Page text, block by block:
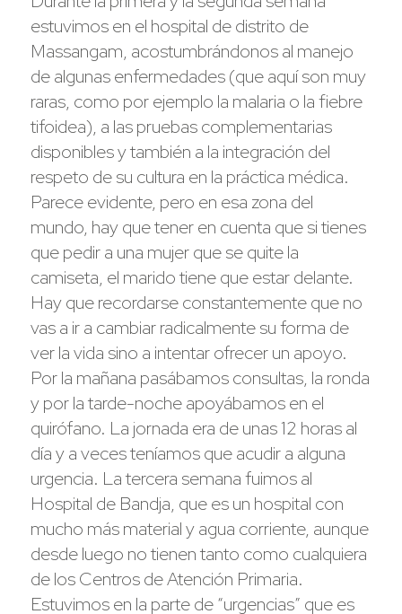
estuvimos en el hospital de distrito de
Massangam, acostumbrándonos al manejo
de algunas enfermedades (que aquí son muy
raras, como por ejemplo la malaria o la fiebre
tifoidea), a las pruebas complementarias
disponibles y también a la integración del
respeto de su cultura en la práctica médica.
Parece evidente, pero en esa zona del
mundo, hay que tener en cuenta que si tienes
que pedir a una mujer que se quite la
camiseta, el marido tiene que estar delante.
Hay que recordarse constantemente que no
vas a ir a cambiar radicalmente su forma de
ver la vida sino a intentar ofrecer un apoyo.
Por la mañana pasábamos consultas, la ronda
y por la tarde-noche apoyábamos en el
quirófano. La jornada era de unas 12 horas al
día y a veces teníamos que acudir a alguna
urgencia. La tercera semana fuimos al
Hospital de Bandja, que es un hospital con
mucho más material y agua corriente, aunque
desde luego no tienen tanto como cualquiera
de los Centros de Atención Primaria.
Estuvimos en la parte de “urgencias” que es